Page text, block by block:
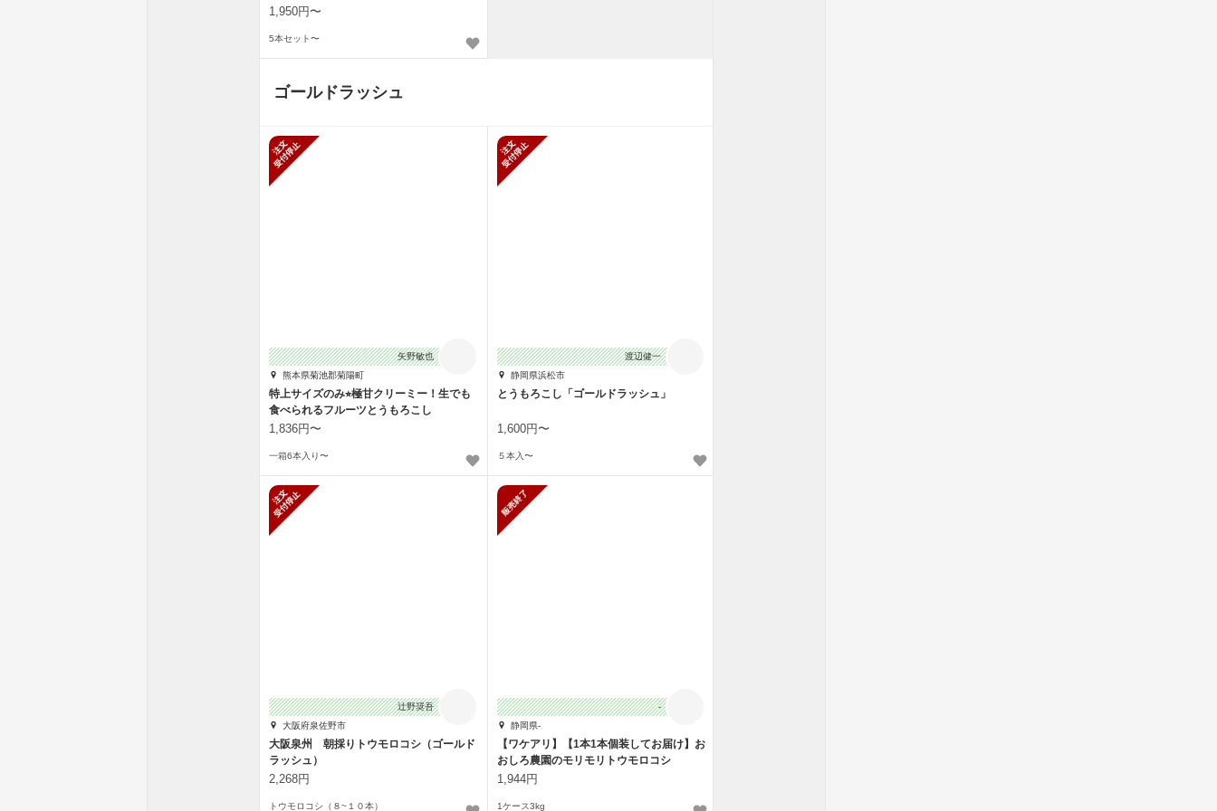
1,950円〜
5本セット〜
ゴールドラッシュ
矢野敏也
熊本県菊池郡菊陽町
特上サイズのみ⭐︎極甘クリーミー！生でも
食べられるフルーツとうもろこし
1,836円〜
一箱6本入り〜
渡辺健一
静岡県浜松市
とうもろこし「ゴールドラッシュ」
1,600円〜
５本入〜
辻野奨吾
大阪府泉佐野市
大阪泉州 朝採りトウモロコシ（ゴールド
ラッシュ）
2,268円
トウモロコシ（８~１０本）
-
静岡県-
【ワケアリ】【1本1本個装してお届け】お
おしろ農園のモリモリトウモロコシ
1,944円
1ケース3kg